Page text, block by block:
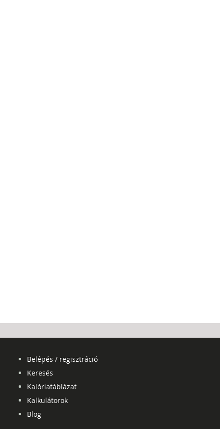
Belépés / regisztráció
Keresés
Kalóriatáblázat
Kalkulátorok
Blog